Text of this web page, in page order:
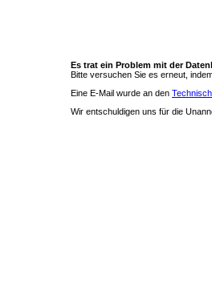
Es trat ein Problem mit der
Bitte versuchen Sie es erneut,
Eine E-Mail wurde an den
Wir entschuldigen uns für die